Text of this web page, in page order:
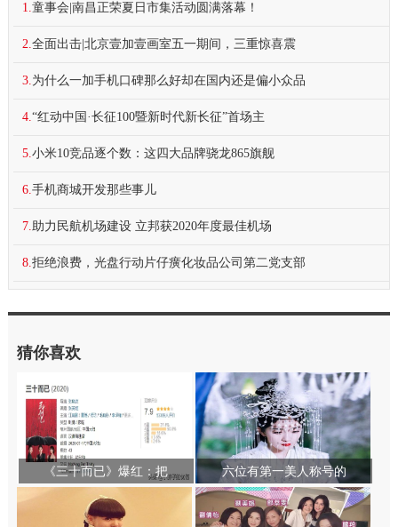
1.童事会|南昌正荣夏日市集活动圆满落幕！
2.全面出击|北京壹加壹画室五一期间，三重惊喜震
3.为什么一加手机口碑那么好却在国内还是偏小众品
4.“红动中国·长征100暨新时代新长征”首场主
5.小米10竞品逐个数：这四大品牌骁龙865旗舰
6.手机商城开发那些事儿
7.助力民航机场建设 立邦获2020年度最佳机场
8.拒绝浪费，光盘行动片仔癀化妆品公司第二党支部
猜你喜欢
《三十而已》爆红：把 六位有第一美人称号的